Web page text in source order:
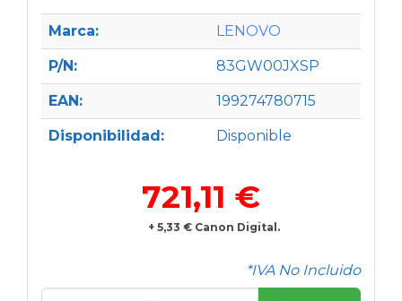
Marca: LENOVO
P/N: 83GW00JXSP
EAN: 199274780715
Disponibilidad: Disponible
721,11 €
+ 5,33 € Canon Digital.
*IVA No Incluido